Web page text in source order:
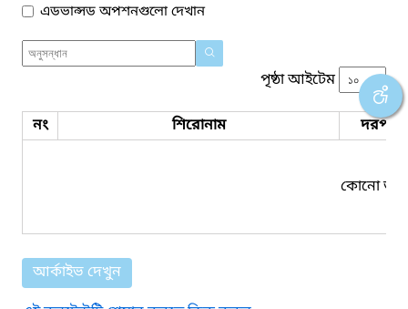
এডভান্সড অপশনগুলো দেখান
পৃষ্ঠা আইটেম
নং শিরোনাম দরপত্র
কোনো তথ্য
আর্কাইভ দেখুন